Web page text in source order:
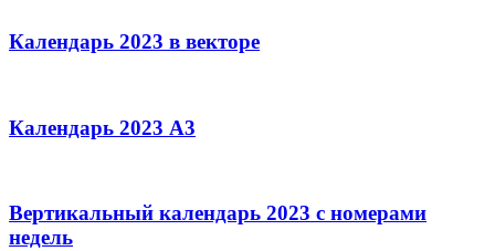
Календарь 2023 в векторе
Календарь 2023 А3
Вертикальный календарь 2023 с номерами
недель